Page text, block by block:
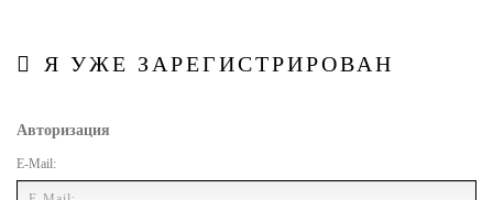
Я УЖЕ ЗАРЕГИСТРИРОВАН
Авторизация
E-Mail: